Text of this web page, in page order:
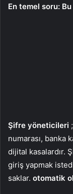
En temel soru:
Şifre yöneticileri
numarası, banka
dijital kasalardır.
giriş yapmak
saklar. otomatik